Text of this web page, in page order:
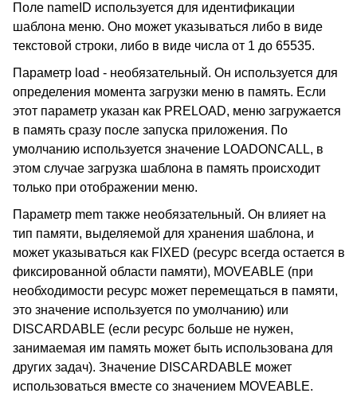
Поле nameID используется для идентификации
шаблона меню. Оно может указываться либо в виде
текстовой строки, либо в виде числа от 1 до 65535.
Параметр load - необязательный. Он используется для
определения момента загрузки меню в память. Если
этот параметр указан как PRELOAD, меню загружается
в память сразу после запуска приложения. По
умолчанию используется значение LOADONCALL, в
этом случае загрузка шаблона в память происходит
только при отображении меню.
Параметр mem также необязательный. Он влияет на
тип памяти, выделяемой для хранения шаблона, и
может указываться как FIXED (ресурс всегда остается в
фиксированной области памяти), MOVEABLE (при
необходимости ресурс может перемещаться в памяти,
это значение используется по умолчанию) или
DISCARDABLE (если ресурс больше не нужен,
занимаемая им память может быть использована для
других задач). Значение DISCARDABLE может
использоваться вместе со значением MOVEABLE.